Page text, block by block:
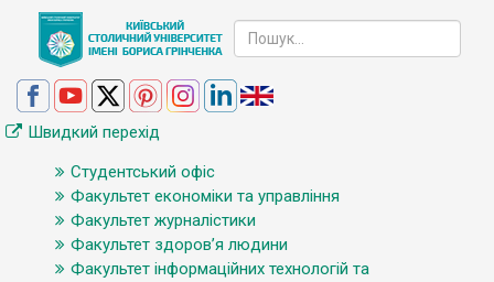
Швидкий перехід
Студентський офіс
Факультет економіки та управління
Факультет журналістики
Факультет здоров’я людини
Факультет інформаційних технологій та